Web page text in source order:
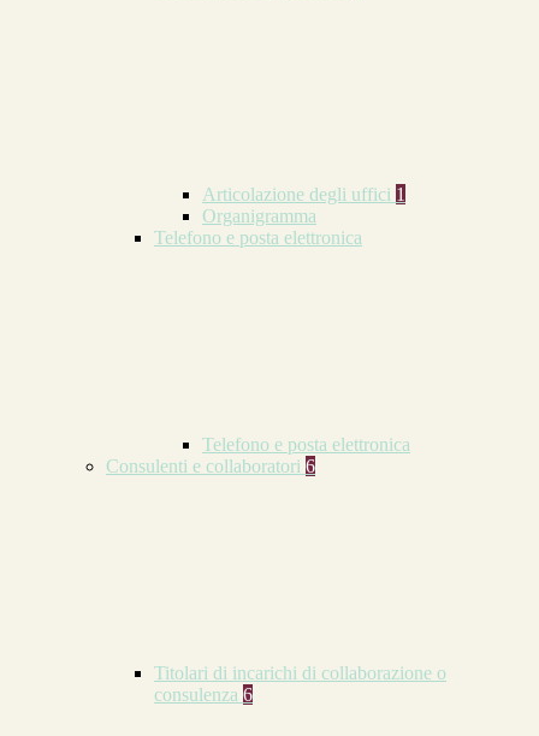
Articolazione degli uffici 1
Organigramma
Telefono e posta elettronica
Telefono e posta elettronica
Consulenti e collaboratori 6
Titolari di incarichi di collaborazione o
consulenza 6